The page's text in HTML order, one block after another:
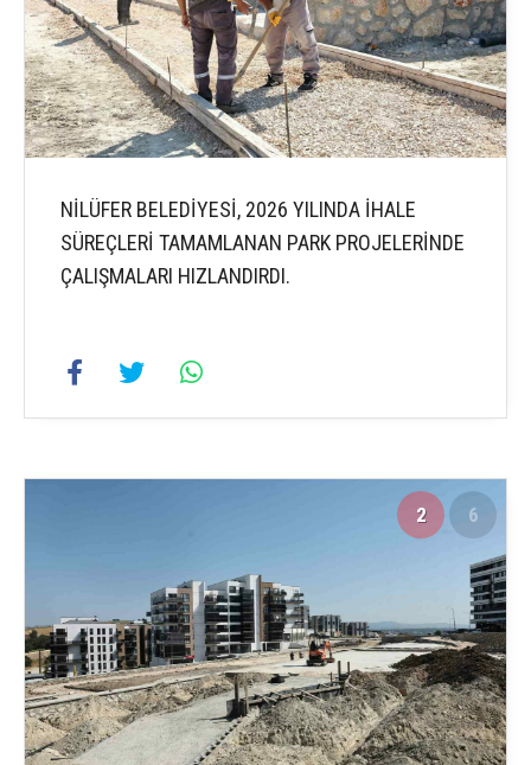
NİLÜFER BELEDİYESİ, 2026 YILINDA İHALE
SÜREÇLERİ TAMAMLANAN PARK PROJELERİNDE
ÇALIŞMALARI HIZLANDIRDI.
2 6